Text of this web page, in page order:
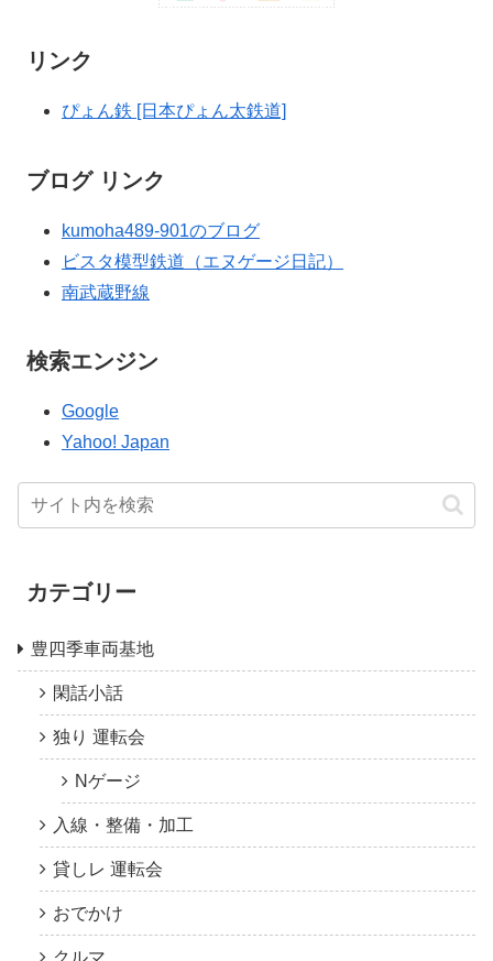
リンク
ぴょん鉄 [日本ぴょん太鉄道]
ブログ リンク
kumoha489-901のブログ
ビスタ模型鉄道（エヌゲージ日記）
南武蔵野線
検索エンジン
Google
Yahoo! Japan
カテゴリー
豊四季車両基地
閑話小話
独り 運転会
Nゲージ
入線・整備・加工
貸しレ 運転会
おでかけ